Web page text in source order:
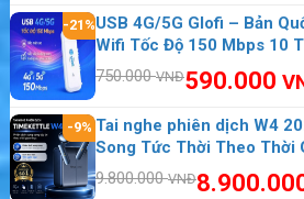
Bảng giá cho thuê wifi du
Giá cho thuê wifi du lịch của
nhất Việt Nam. Chúng tôi
tính năng tuyệt vời với giá
chúng tôi còn miễn phí vận
bạn.
-21%USB 4G/5G Glofi – Bản
Wifi Tốc Độ 150 Mbps 10
750.000VNĐ590.000
-9% Tai nghe phiên dịch W4
Song Tức Thời Theo Thời
9.800.000VNĐ